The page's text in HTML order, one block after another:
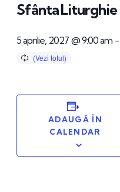
Sfânta Liturghie
5 aprilie, 2027 @ 9:00 am -
ADAUGĂ ÎN
CALENDAR